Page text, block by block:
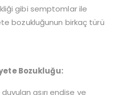
gibi semptomlar ile
bozukluğunun birkaç türü
Bozukluğu:
aşırı endişe ve